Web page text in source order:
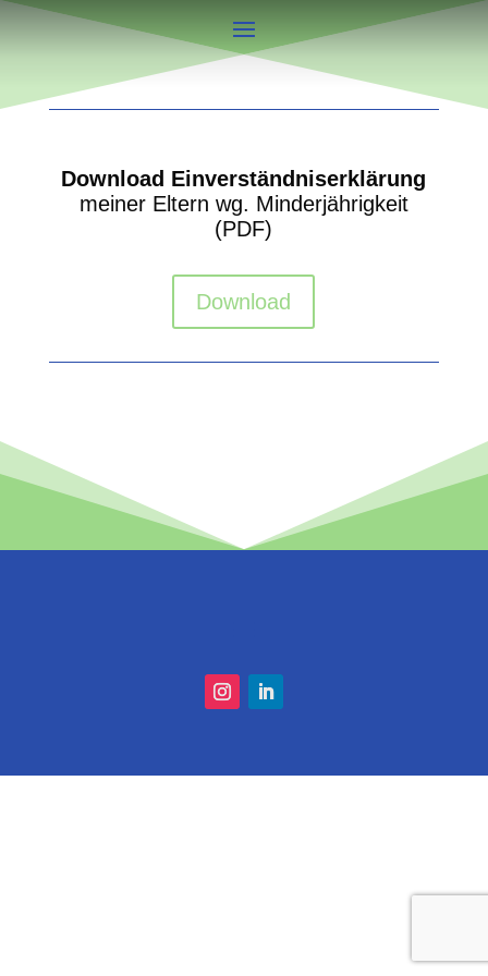
Download Einverständniserklärung
meiner Eltern wg. Minderjährigkeit
(PDF)
Download